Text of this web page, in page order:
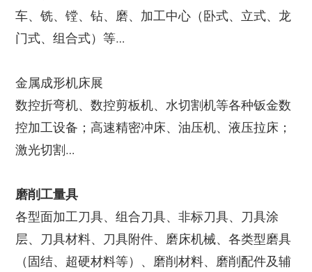
车、铣、镗、钻、磨、加工中心（卧式、立式、龙
门式、组合式）等…
金属成形机床展
数控折弯机、数控剪板机、水切割机等各种钣金数
控加工设备；高速精密冲床、油压机、液压拉床；
激光切割…
磨削工量具
各型面加工刀具、组合刀具、非标刀具、刀具涂
层、刀具材料、刀具附件、磨床机械、各类型磨具
（固结、超硬材料等）、磨削材料、磨削配件及辅